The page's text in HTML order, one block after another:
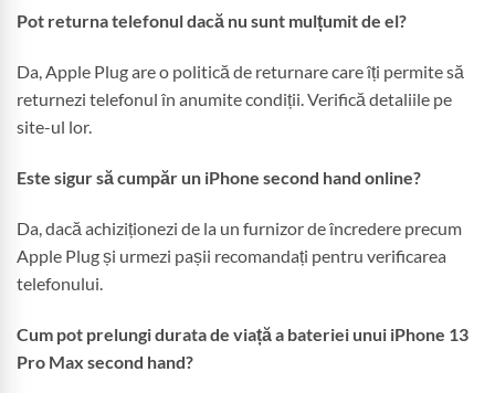
Pot returna telefonul dacă nu sunt mulțumit de el?
Da, Apple Plug are o politică de returnare care îți permite să
returnezi telefonul în anumite condiții. Verifică detaliile pe
site-ul lor.
Este sigur să cumpăr un iPhone second hand online?
Da, dacă achiziționezi de la un furnizor de încredere precum
Apple Plug și urmezi pașii recomandați pentru verificarea
telefonului.
Cum pot prelungi durata de viață a bateriei unui iPhone 13
Pro Max second hand?